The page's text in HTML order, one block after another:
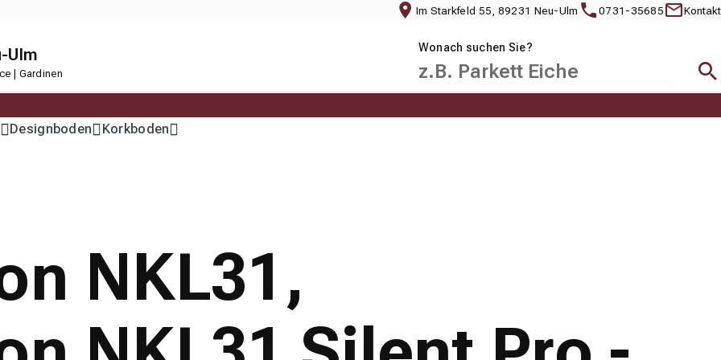
Im Starkfeld 55, 89231 Neu-Ulm 0731-35685 Kontakt
Ulm
| Gardinen
Wonach suchen Sie?
Designboden Korkboden
NKL31,